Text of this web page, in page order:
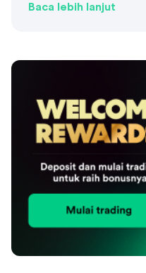
Baca lebih lanjut